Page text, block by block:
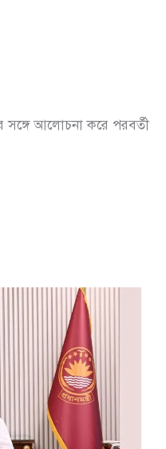
সঙ্গে আলোচনা করে পরবর্তী